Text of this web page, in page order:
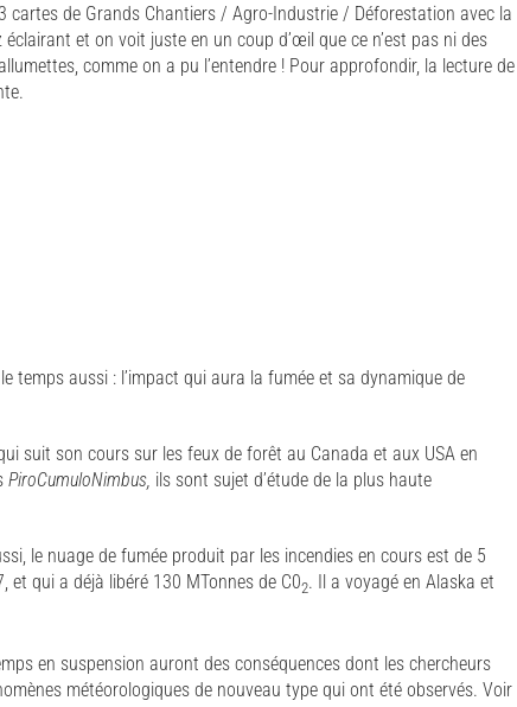
de Grands Chantiers / Agro-Industrie / Déforestation avec la
et on voit juste en un coup d’œil que ce n’est pas ni des
comme on a pu l’entendre ! Pour approfondir, la lecture de
temps aussi : l’impact qui aura la fumée et sa dynamique de
qui suit son cours sur les feux de forêt au Canada et aux USA en
PiroCumuloNimbus, ils sont sujet d’étude de la plus haute
le nuage de fumée produit par les incendies en cours est de 5
et qui a déjà libéré 130 MTonnes de C02. Il a voyagé en Alaska et
en suspension auront des conséquences dont les chercheurs
météorologiques de nouveau type qui ont été observés. Voir